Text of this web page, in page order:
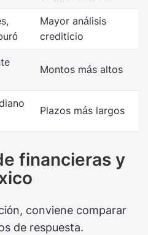
Mayor análisis
crediticio
Montos más altos
Plazos más largos
financieras y
conviene comparar
de respuesta.